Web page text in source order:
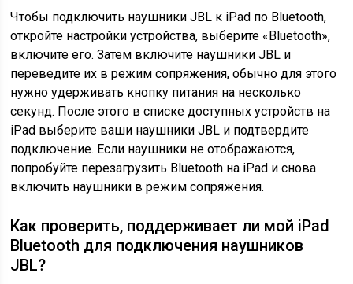
Чтобы подключить наушники JBL к iPad по Bluetooth,
откройте настройки устройства, выберите «Bluetooth»,
включите его. Затем включите наушники JBL и
переведите их в режим сопряжения, обычно для этого
нужно удерживать кнопку питания на несколько
секунд. После этого в списке доступных устройств на
iPad выберите ваши наушники JBL и подтвердите
подключение. Если наушники не отображаются,
попробуйте перезагрузить Bluetooth на iPad и снова
включить наушники в режим сопряжения.
Как проверить, поддерживает ли мой iPad
Bluetooth для подключения наушников
JBL?